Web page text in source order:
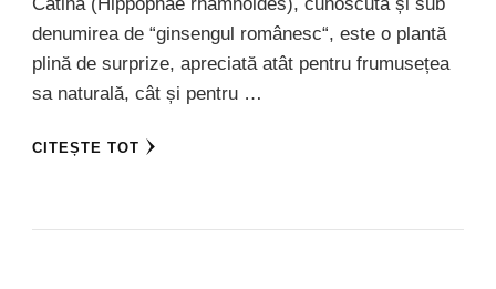
denumirea de “ginsengul românesc“, este o plantă
plină de surprize, apreciată atât pentru frumusețea
sa naturală, cât și pentru …
CITEȘTE TOT